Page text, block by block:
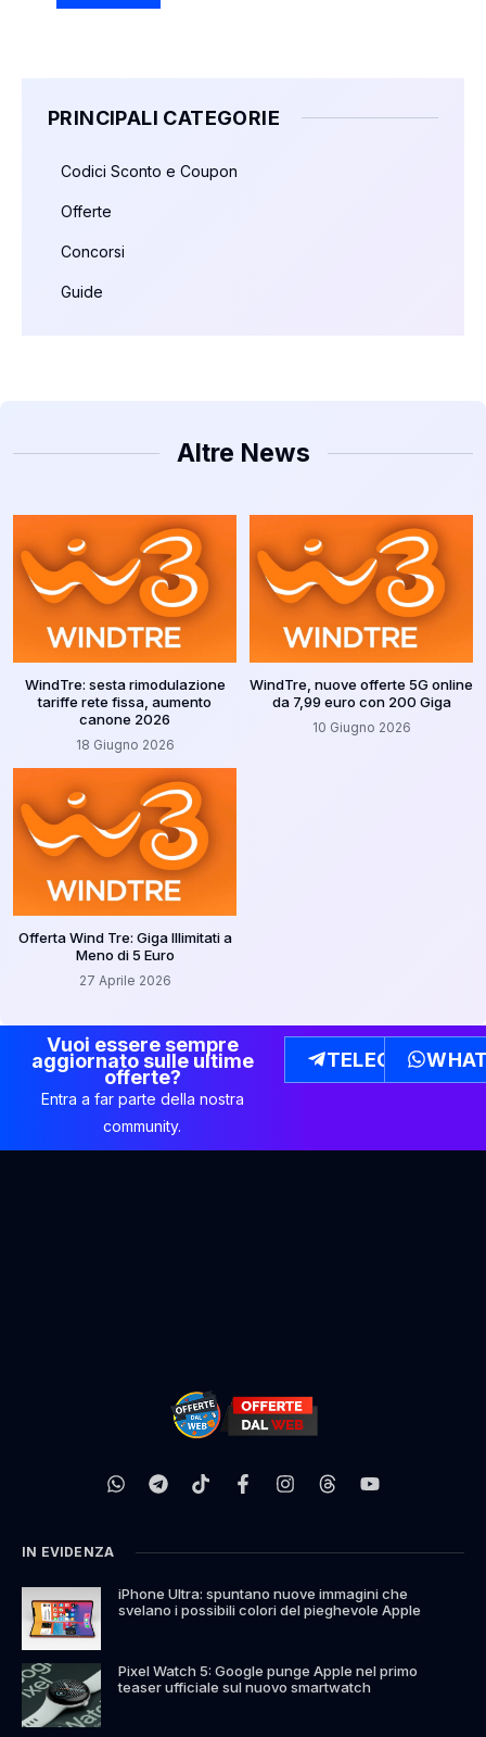
PRINCIPALI CATEGORIE
Codici Sconto e Coupon
Offerte
Concorsi
Guide
Altre News
WindTre: sesta rimodulazione
tariffe rete fissa, aumento
canone 2026
18 Giugno 2026
WindTre, nuove offerte 5G online
da 7,99 euro con 200 Giga
10 Giugno 2026
Offerta Wind Tre: Giga Illimitati a
Meno di 5 Euro
27 Aprile 2026
Vuoi essere sempre
aggiornato sulle ultime
offerte?
Entra a far parte della nostra
community.
TELEGRAM
IN EVIDENZA
iPhone Ultra: spuntano nuove immagini che
svelano i possibili colori del pieghevole Apple
Pixel Watch 5: Google punge Apple nel primo
teaser ufficiale sul nuovo smartwatch